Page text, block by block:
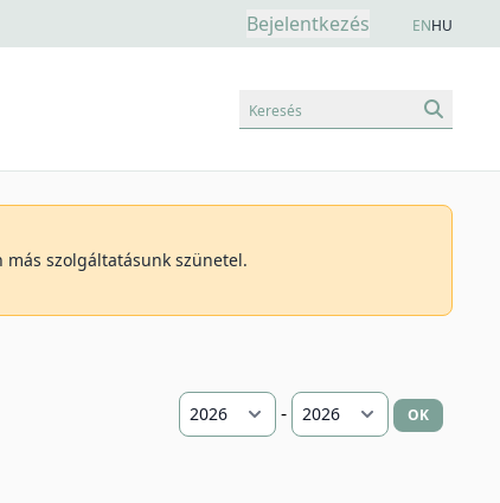
Bejelentkezés ENHU
Keresés
más szolgáltatásunk szünetel.
- OK